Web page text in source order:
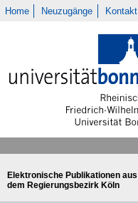
Home Neuzugänge Kontakt
Elektronische Publikationen aus
dem Regierungsbezirk Köln